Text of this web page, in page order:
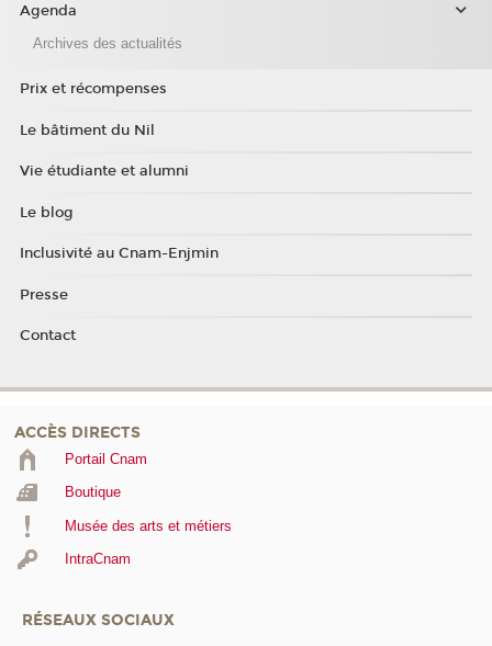
Agenda
Archives des actualités
Prix et récompenses
Le bâtiment du Nil
Vie étudiante et alumni
Le blog
Inclusivité au Cnam-Enjmin
Presse
Contact
ACCÈS DIRECTS
Portail Cnam
Boutique
Musée des arts et métiers
IntraCnam
RÉSEAUX SOCIAUX